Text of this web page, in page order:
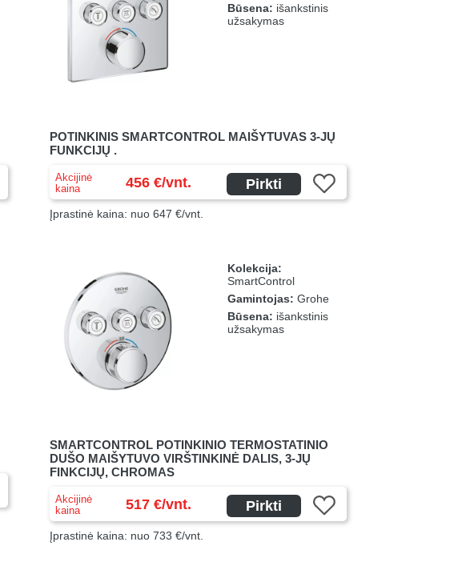
Būsena: išankstinis
užsakymas
POTINKINIS SMARTCONTROL MAIŠYTUVAS 3-JŲ
FUNKCIJŲ .
Akcijinė
kaina
456 €/vnt. Pirkti
Įprastinė kaina: nuo 647 €/vnt.
Kolekcija:
SmartControl
Gamintojas: Grohe
Būsena: išankstinis
užsakymas
SMARTCONTROL POTINKINIO TERMOSTATINIO
DUŠO MAIŠYTUVO VIRŠTINKINĖ DALIS, 3-JŲ
FINKCIJŲ, CHROMAS
Akcijinė
kaina
517 €/vnt. Pirkti
Įprastinė kaina: nuo 733 €/vnt.